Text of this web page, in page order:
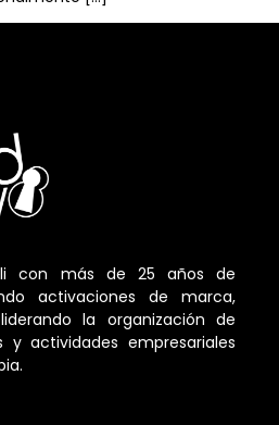
con más de 25 años de
activaciones de marca,
la organización de
y actividades empresariales